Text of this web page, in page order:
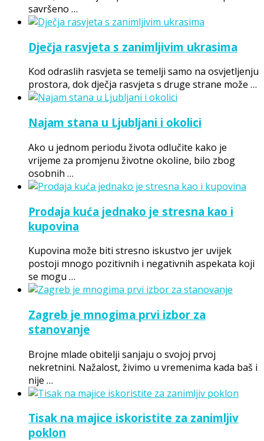
savršeno …
Dječja rasvjeta s zanimljivim ukrasima
Kod odraslih rasvjeta se temelji samo na osvjetljenju
prostora, dok dječja rasvjeta s druge strane može …
Najam stana u Ljubljani i okolici
Ako u jednom periodu života odlučite kako je
vrijeme za promjenu životne okoline, bilo zbog
osobnih …
Prodaja kuća jednako je stresna kao i
kupovina
Kupovina može biti stresno iskustvo jer uvijek
postoji mnogo pozitivnih i negativnih aspekata koji
se mogu …
Zagreb je mnogima prvi izbor za
stanovanje
Brojne mlade obitelji sanjaju o svojoj prvoj
nekretnini. Nažalost, živimo u vremenima kada baš i
nije …
Tisak na majice iskoristite za zanimljiv
poklon